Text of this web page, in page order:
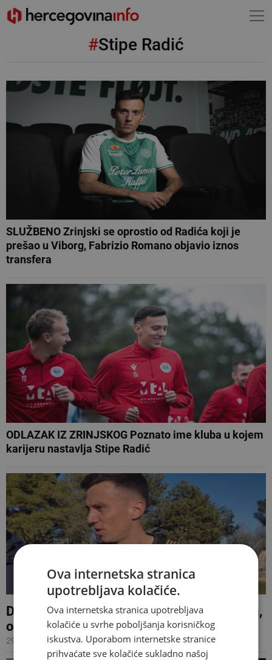
#Stipe Radić
SLUŽBENO Zrinjski se oprostio od Radića koji je
prešao u Viborg, Fabrizio Romano objavio iznos
transfera
ODLAZAK IZ ZRINJSKOG Poznato ime kluba u kojem
karijeru nastavlja Stipe Radić
DOZNAJEMO Zrinjski prodaje Stipu Radića,
odlazi u Dansku
29.01.2024 20:04
Ova internetska stranica
upotrebljava kolačiće.
Ova internetska stranica upotrebljava
kolačiće u svrhe poboljšanja korisničkog
iskustva. Uporabom internetske stranice
prihvaćate sve kolačiće sukladno našoj